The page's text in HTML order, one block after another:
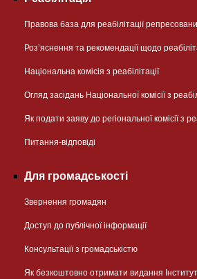
Правова база для реабілітації
Розʼяснення та рекомендації щодо
Національна комісія з реабілітації
Огляд засідань Національної комісії з
Як подати заяву до регіональної комісії з
Питання-відповіді
Для громадськості
Звернення громадян
Доступ до публічної інформації
Консультації з громадськістю
Як безкоштовно отримати видання